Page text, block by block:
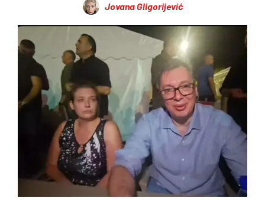
Jovana Gligorijević